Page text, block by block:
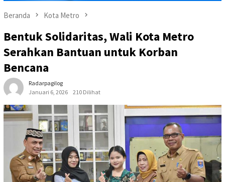
Beranda Kota Metro
Bentuk Solidaritas, Wali Kota Metro
Serahkan Bantuan untuk Korban
Bencana
Radarpagilog
Januari 6, 2026
210 Dilihat